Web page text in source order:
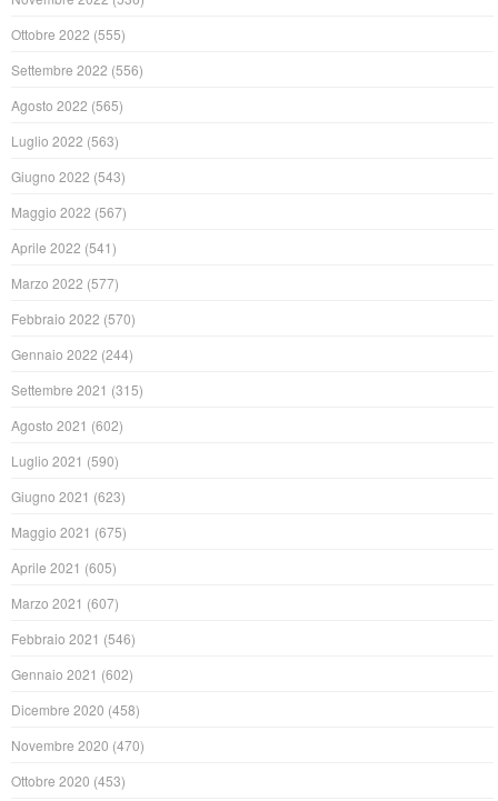
Ottobre 2022 (555)
Settembre 2022 (556)
Agosto 2022 (565)
Luglio 2022 (563)
Giugno 2022 (543)
Maggio 2022 (567)
Aprile 2022 (541)
Marzo 2022 (577)
Febbraio 2022 (570)
Gennaio 2022 (244)
Settembre 2021 (315)
Agosto 2021 (602)
Luglio 2021 (590)
Giugno 2021 (623)
Maggio 2021 (675)
Aprile 2021 (605)
Marzo 2021 (607)
Febbraio 2021 (546)
Gennaio 2021 (602)
Dicembre 2020 (458)
Novembre 2020 (470)
Ottobre 2020 (453)